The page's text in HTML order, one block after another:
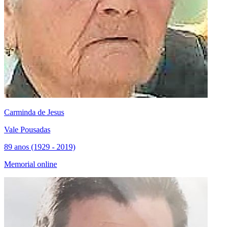
Carminda de Jesus
Vale Pousadas
89 anos (1929 - 2019)
Memorial online